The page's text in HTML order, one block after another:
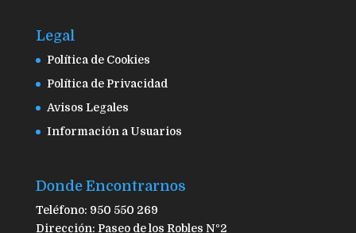
Legal
Política de Cookies
Política de Privacidad
Avisos Legales
Información a Usuarios
Donde Encontrarnos
Teléfono: 950 550 269
Dirección: Paseo de los Robles Nº2